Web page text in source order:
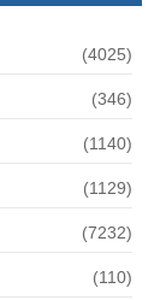
(4025)
(346)
(1140)
(1129)
(7232)
(110)